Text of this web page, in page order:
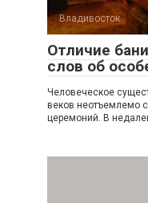
Владивосток
Отличие
слов об
Человеческое
веков неотъемлемо
церемоний. В